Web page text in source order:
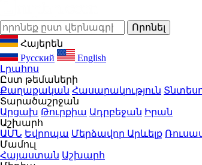
Հայերեն
Русский
English
Լրահոս
Ըստ թեմաների
Քաղաքական Հասարակություն
Տարածաշրջան
Արցախ Թուրքիա Ադրբեջան Իրան
Աշխարհ
ԱՄՆ Եվրոպա Մերձավոր Արևելք
Մամուլ
Հայաստան Աշխարհ